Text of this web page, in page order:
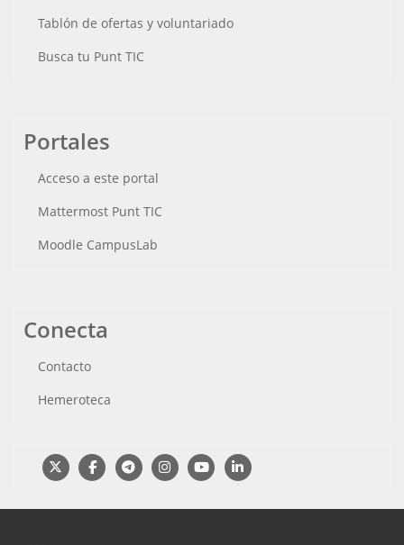
Tablón de ofertas y voluntariado
Busca tu Punt TIC
Portales
Acceso a este portal
Mattermost Punt TIC
Moodle CampusLab
Conecta
Contacto
Hemeroteca